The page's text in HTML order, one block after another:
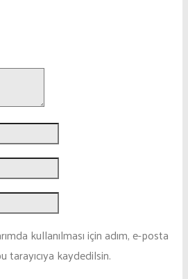
kullanılması için adım, e-posta
kaydedilsin.